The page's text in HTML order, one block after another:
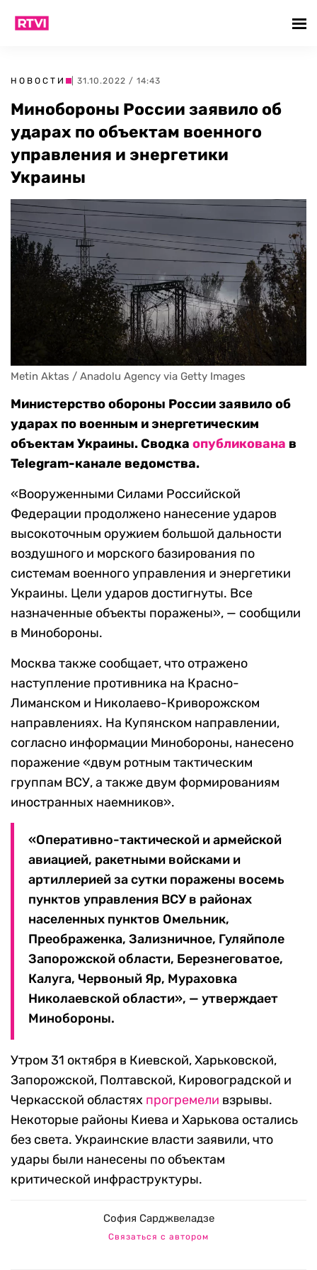
НОВОСТИ | 31.10.2022 / 14:43
Минобороны России заявило об
ударах по объектам военного
управления и энергетики
Украины
Metin Aktas / Anadolu Agency via Getty Images
Министерство обороны России заявило об
ударах по военным и энергетическим
объектам Украины. Сводка опубликована в
Telegram-канале ведомства.
«Вооруженными Силами Российской
Федерации продолжено нанесение ударов
высокоточным оружием большой дальности
воздушного и морского базирования по
системам военного управления и энергетики
Украины. Цели ударов достигнуты. Все
назначенные объекты поражены», — сообщили
в Минобороны.
Москва также сообщает, что отражено
наступление противника на Красно-
Лиманском и Николаево-Криворожском
направлениях. На Купянском направлении,
согласно информации Минобороны, нанесено
поражение «двум ротным тактическим
группам ВСУ, а также двум формированиям
иностранных наемников».
«Оперативно-тактической и армейской
авиацией, ракетными войсками и
артиллерией за сутки поражены восемь
пунктов управления ВСУ в районах
населенных пунктов Омельник,
Преображенка, Зализничное, Гуляйполе
Запорожской области, Березнеговатое,
Калуга, Червоный Яр, Мураховка
Николаевской области», — утверждает
Минобороны.
Утром 31 октября в Киевской, Харьковской,
Запорожской, Полтавской, Кировоградской и
Черкасской областях прогремели взрывы.
Некоторые районы Киева и Харькова остались
без света. Украинские власти заявили, что
удары были нанесены по объектам
критической инфраструктуры.
София Сарджвеладзе
Связаться с автором